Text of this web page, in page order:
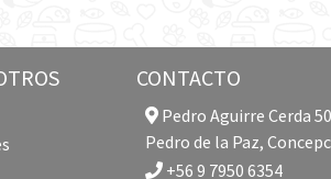
CONTACTO
Pedro Aguirre Cerda
Pedro de la Paz,
+56 9 7950 6354